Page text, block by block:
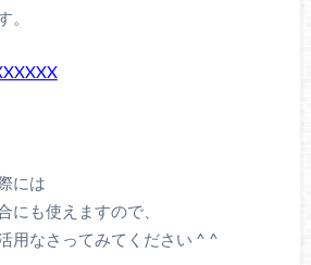
。
には
にも使えますので、
用なさってみてください ^ ^